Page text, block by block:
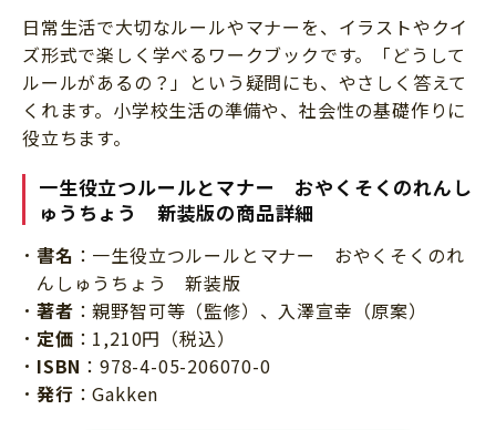
日常生活で大切なルールやマナーを、イラストやクイ
ズ形式で楽しく学べるワークブックです。「どうして
ルールがあるの？」という疑問にも、やさしく答えて
くれます。小学校生活の準備や、社会性の基礎作りに
役立ちます。
一生役立つルールとマナー おやくそくのれんし
ゅうちょう 新装版の商品詳細
書名 ：一生役立つルールとマナー おやくそくのれ
んしゅうちょう 新装版
著者 ：親野智可等（監修）、入澤宣幸（原案）
定価 ：1,210円（税込）
ISBN ：978-4-05-206070-0
発行 ：Gakken